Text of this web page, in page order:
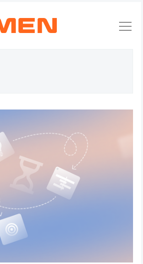
service
ITAM,
мониторинг